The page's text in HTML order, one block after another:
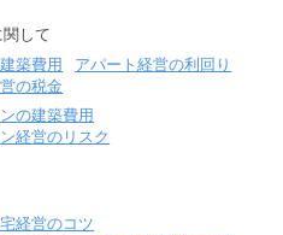
して
築費用
アパート経営の利回り
の税金
の建築費用
経営のリスク
経営のコツ